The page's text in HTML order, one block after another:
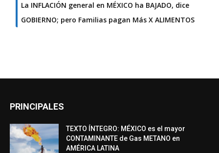
La INFLACIÓN general en MÉXICO ha BAJADO, dice
GOBIERNO; pero Familias pagan Más X ALIMENTOS
PRINCIPALES
TEXTO ÍNTEGRO: MÉXICO es el mayor
CONTAMINANTE de Gas METANO en
AMÉRICA LATINA